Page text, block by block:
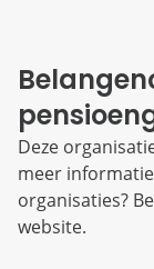
Deze
meer
organisaties?
website.